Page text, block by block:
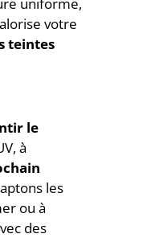
votre
teintes
le
à
les
ou à
des